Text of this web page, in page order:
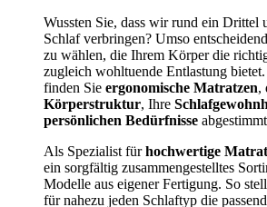
Wussten Sie, dass wir rund ein Drittel
Schlaf verbringen? Umso
zu wählen, die Ihrem Körper die
zugleich wohltuende Entlastung
finden Sie ergonomische Matratzen,
Körperstruktur, Ihre
persönlichen Bedürfnisse
Als Spezialist fürhochwertige
ein sorgfältig zusammengestelltes
Modelle aus eigener Fertigung. So
für nahezu jeden Schlaftyp die